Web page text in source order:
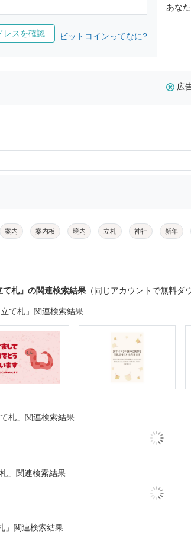
レスを確認 ビットコインってなに?
あな
広
案内 案内板 境内 立札 神社 新年
札」の関連検索結果 （同じアカウントで無料ダ
て札」関連検索結果
札」関連検索結果
」関連検索結果
」関連検索結果